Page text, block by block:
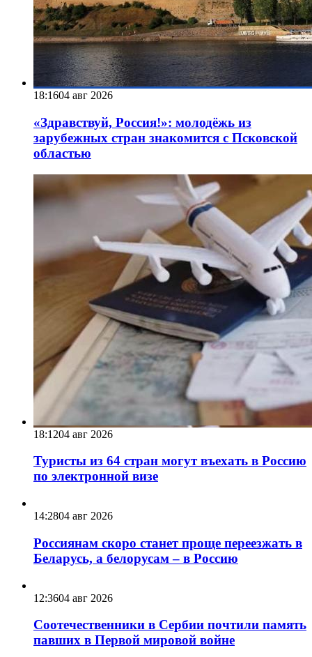
18:1604 авг 2026
«Здравствуй, Россия!»: молодёжь из
зарубежных стран знакомится с Псковской
областью
18:1204 авг 2026
Туристы из 64 стран могут въехать в Россию
по электронной визе
14:2804 авг 2026
Россиянам скоро станет проще переезжать в
Беларусь, а белорусам – в Россию
12:3604 авг 2026
Соотечественники в Сербии почтили память
павших в Первой мировой войне